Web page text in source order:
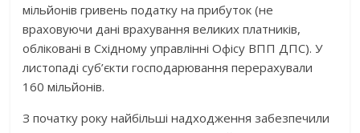
мільйонів гривень податку на прибуток (не
враховуючи дані врахування великих платників,
обліковані в Східному управлінні Офісу ВПП ДПС). У
листопаді суб’єкти господарювання перерахували
160 мільйонів.
З початку року найбільші надходження забезпечили